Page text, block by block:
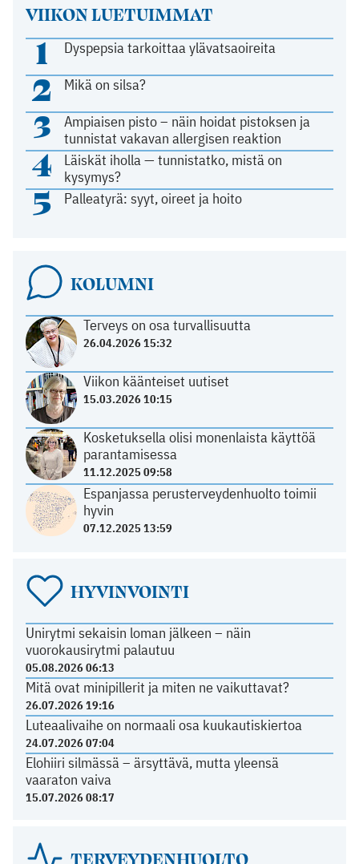
VIIKON LUETUIMMAT
1 Dyspepsia tarkoittaa ylävatsaoireita
2 Mikä on silsa?
3
Ampiaisen pisto – näin hoidat pistoksen ja
tunnistat vakavan allergisen reaktion
4
Läiskät iholla — tunnistatko, mistä on
kysymys?
5 Palleatyrä: syyt, oireet ja hoito
KOLUMNI
Terveys on osa turvallisuutta
26.04.2026 15:32
Viikon käänteiset uutiset
15.03.2026 10:15
Kosketuksella olisi monenlaista käyttöä
parantamisessa
11.12.2025 09:58
Espanjassa perusterveydenhuolto toimii
hyvin
07.12.2025 13:59
HYVINVOINTI
Unirytmi sekaisin loman jälkeen – näin
vuorokausirytmi palautuu
05.08.2026 06:13
Mitä ovat minipillerit ja miten ne vaikuttavat?
26.07.2026 19:16
Luteaalivaihe on normaali osa kuukautiskiertoa
24.07.2026 07:04
Elohiiri silmässä – ärsyttävä, mutta yleensä
vaaraton vaiva
15.07.2026 08:17
TERVEYDENHUOLTO